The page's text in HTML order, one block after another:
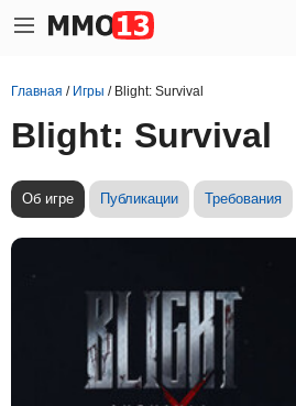
Главная / Игры / Blight: Survival
Blight: Survival
Об игре Публикации Требования